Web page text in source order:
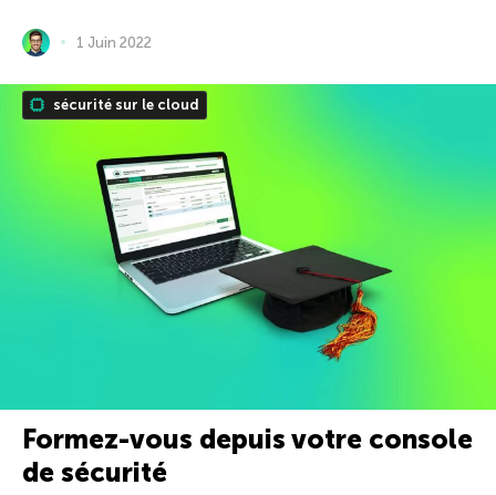
1 Juin 2022
sécurité sur le cloud
Formez-vous depuis votre console
de sécurité